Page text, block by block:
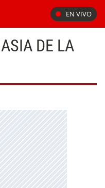
EN VIVO
DE LA